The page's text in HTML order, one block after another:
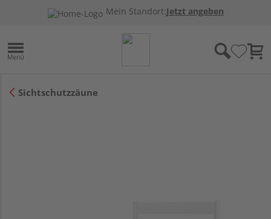
Mein Standort:Jetzt angeben
Sichtschutzzäune